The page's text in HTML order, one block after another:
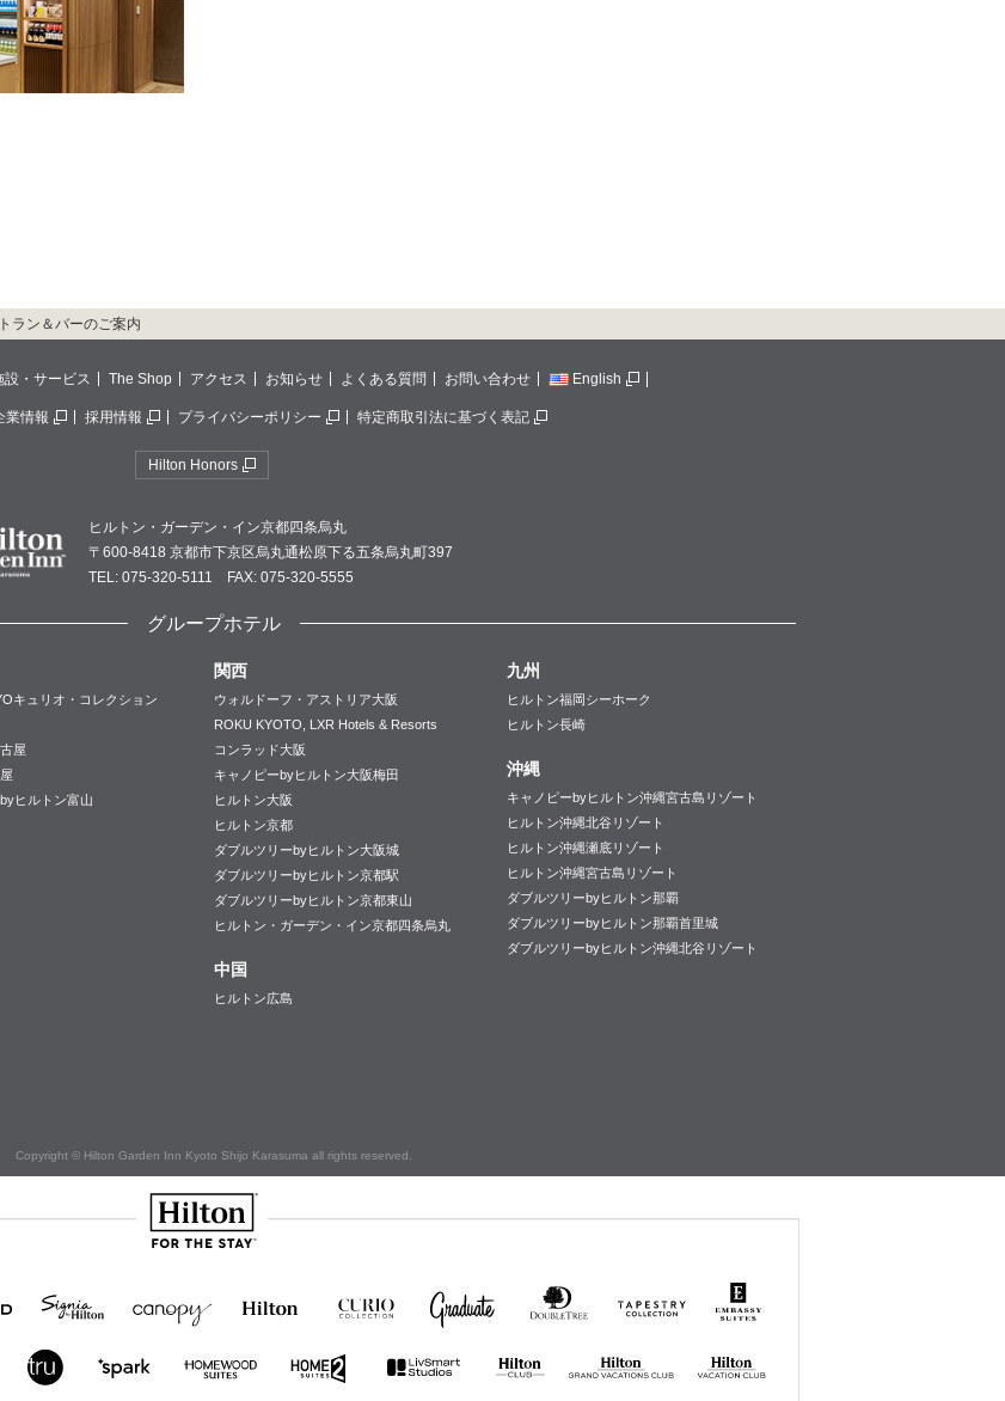
ラン＆バーのご案内
設・サービス The Shop アクセス お知らせ よくある質問 お問い合わせ English
業情報 採用情報 プライバシーポリシー 特定商取引法に基づく表記
Hilton Honors
ヒルトン・ガーデン・イン京都四条烏丸
〒600-8418 京都市下京区烏丸通松原下る五条烏丸町397
TEL: 075-320-5111 FAX: 075-320-5555
グループホテル
キュリオ・コレクション
屋
ヒルトン富山
関西
ウォルドーフ・アストリア大阪
ROKU KYOTO, LXR Hotels & Resorts
コンラッド大阪
キャノピーbyヒルトン大阪梅田
ヒルトン大阪
ヒルトン京都
ダブルツリーbyヒルトン大阪城
ダブルツリーbyヒルトン京都駅
ダブルツリーbyヒルトン京都東山
ヒルトン・ガーデン・イン京都四条烏丸
中国
ヒルトン広島
九州
ヒルトン福岡シーホーク
ヒルトン長崎
沖縄
キャノピーbyヒルトン沖縄宮古島リゾート
ヒルトン沖縄北谷リゾート
ヒルトン沖縄瀬底リゾート
ヒルトン沖縄宮古島リゾート
ダブルツリーbyヒルトン那覇
ダブルツリーbyヒルトン那覇首里城
ダブルツリーbyヒルトン沖縄北谷リゾート
Copyright © Hilton Garden Inn Kyoto Shijo Karasuma all rights reserved.
Hilton
Hotels
&
Collection
DoubleTree
by
Hilton
Collection
by Hilton
Embassy
Suites
by
Tru
by
Hilton
Hilton
Suites by
Hilton
Suites
by
VACATIONS
CLUB
VACATION
CLUB